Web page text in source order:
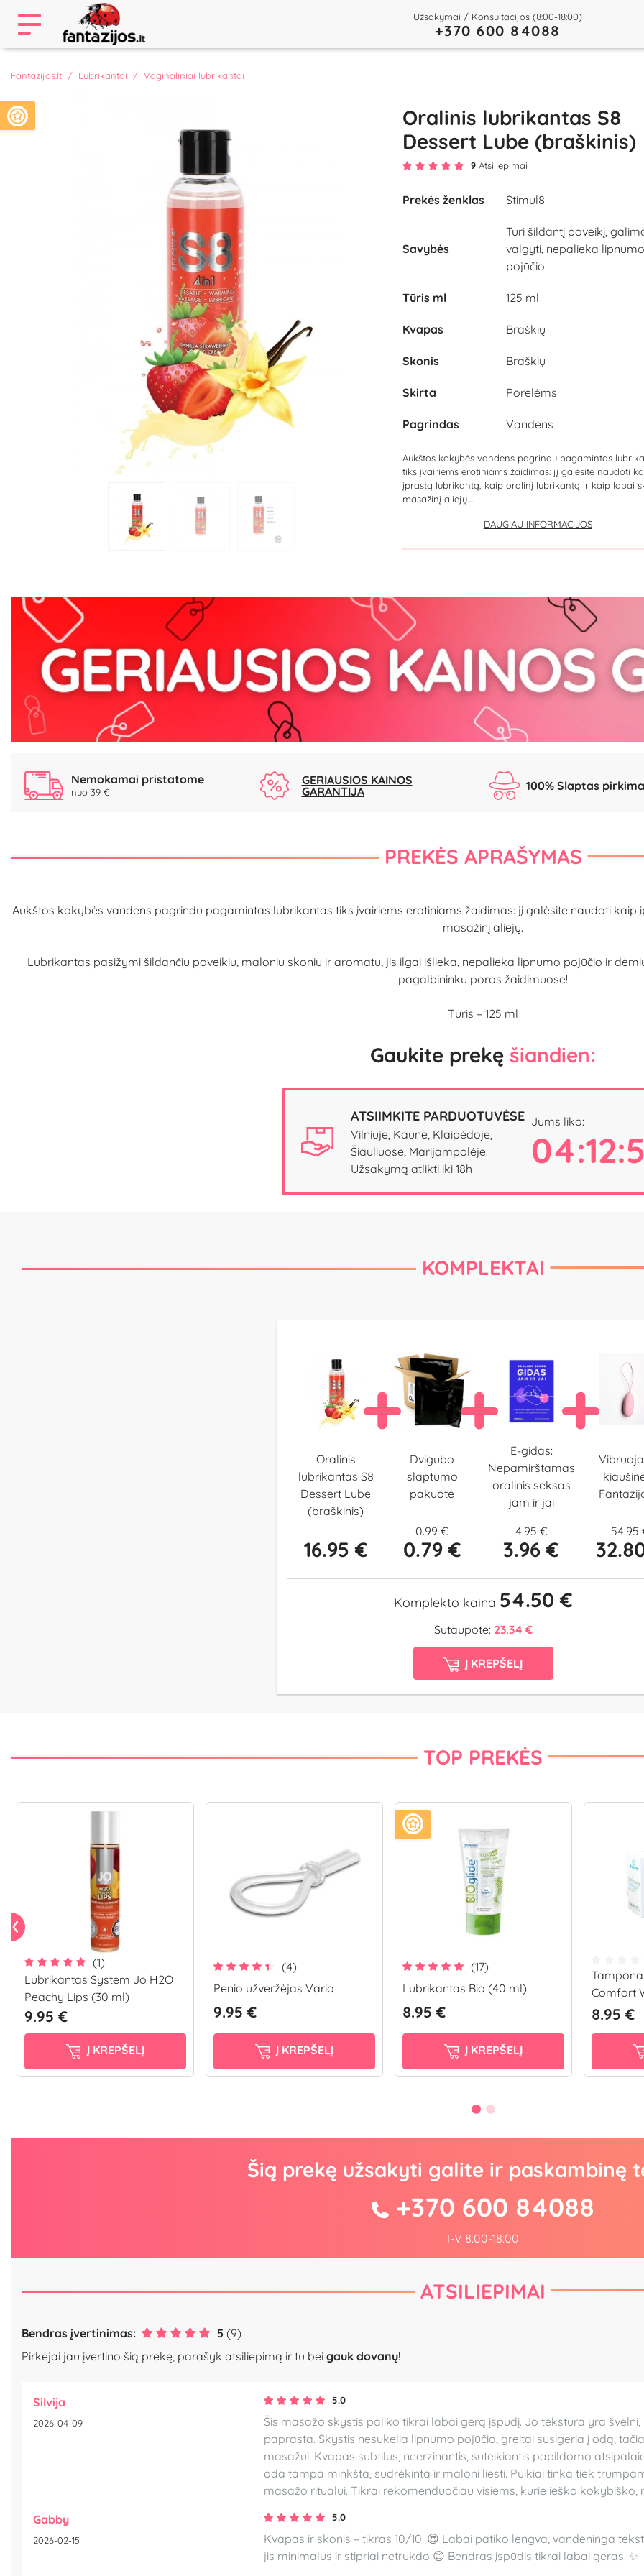
Užsakymai / Konsultacijos (8:00-18:00)
+370 600 84088
Fantazijos.lt Lubrikantai Vaginaliniai lubrikantai
Oralinis lubrikantas S8
Dessert Lube (braškinis)
9 Atsiliepimai
Prekės ženklas Stimul8
Savybės
Turi šildantį poveikį,
valgyti, nepalieka lipnumo
pojūčio
Tūris ml 125 ml
Kvapas Braškių
Skonis Braškių
Skirta Porelėms
Pagrindas Vandens
Aukštos kokybės vandens pagrindu pagamintas
tiks įvairiems erotiniams žaidimas: jį galėsite naudoti
įprastą lubrikantą, kaip oralinį lubrikantą ir kaip labai
masažinį aliejų....
DAUGIAU INFORMACIJOS
Nemokamai pristatome
nuo 39 €
GERIAUSIOS KAINOS
GARANTIJA
100% Slaptas
PREKĖS APRAŠYMAS
Aukštos kokybės vandens pagrindu pagamintas lubrikantas tiks įvairiems erotiniams žaidimas: jį galėsite naudoti
masažinį aliejų.
Lubrikantas pasižymi šildančiu poveikiu, maloniu skoniu ir aromatu, jis ilgai išlieka, nepalieka lipnumo pojūčio ir
pagalbininku poros žaidimuose!
Tūris – 125 ml
Gaukite prekę šiandien:
ATSIIMKITE PARDUOTUVĖSE
Vilniuje, Kaune, Klaipėdoje,
Šiauliuose, Marijampolėje.
Užsakymą atlikti iki 18h
Jums liko:
KOMPLEKTAI
Oralinis
lubrikantas S8
Dessert Lube
(braškinis)
16.95 €
Dvigubo
slaptumo
pakuotė
0.99 €
0.79 €
E-gidas:
Nepamirštamas
oralinis seksas
jam ir jai
4.95 €
3.96 €
54.95
Komplekto kaina 54.50 €
Sutaupote: 23.34 €
Į KREPŠELĮ
TOP PREKĖS
(1)
Lubrikantas System Jo H2O
Peachy Lips (30 ml)
9.95 €
Į KREPŠELĮ
(4)
Penio užveržėjas Vario
9.95 €
Į KREPŠELĮ
(17)
Lubrikantas Bio (40 ml)
8.95 €
Į KREPŠELĮ
Comfort
8.95 €
Šią prekę užsakyti galite ir paskambinę
+370 600 84088
I-V 8:00-18:00
ATSILIEPIMAI
Bendras įvertinimas: 5 (9)
Pirkėjai jau įvertino šią prekę, parašyk atsiliepimą ir tu bei gauk dovanų!
Silvija
2026-04-09
5.0
Šis masažo skystis paliko tikrai labai gerą įspūdį. Jo tekstūra yra
paprasta. Skystis nesukelia lipnumo pojūčio, greitai susigeria į odą,
masažui. Kvapas subtilus, neerzinantis, suteikiantis papildomo
oda tampa minkšta, sudrėkinta ir maloni liesti. Puikiai tinka tiek
masažo ritualui. Tikrai rekomenduočiau visiems, kurie ieško
Gabby
2026-02-15
5.0
Kvapas ir skonis – tikras 10/10! 😍 Labai patiko lengva, vandeninga
jis minimalus ir stipriai netrukdo 😊 Bendras įspūdis tikrai labai geras! ✨